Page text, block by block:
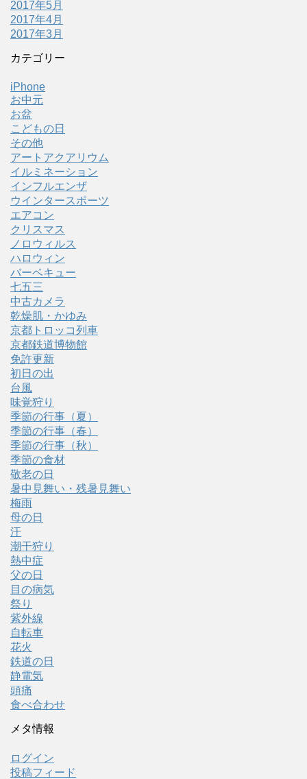
2017年5月
2017年4月
2017年3月
カテゴリー
iPhone
お中元
お盆
こどもの日
その他
アートアクアリウム
イルミネーション
インフルエンザ
ウインタースポーツ
エアコン
クリスマス
ノロウィルス
ハロウィン
バーベキュー
七五三
中古カメラ
乾燥肌・かゆみ
京都トロッコ列車
京都鉄道博物館
免許更新
初日の出
台風
味覚狩り
季節の行事（夏）
季節の行事（春）
季節の行事（秋）
季節の食材
敬老の日
暑中見舞い・残暑見舞い
梅雨
母の日
汗
潮干狩り
熱中症
父の日
目の病気
祭り
紫外線
自転車
花火
鉄道の日
静電気
頭痛
食べ合わせ
メタ情報
ログイン
投稿フィード